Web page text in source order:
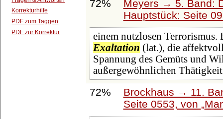
Korrekturhilfe
PDF zum Taggen
PDF zur Korrektur
72%
Meyers → 5. Band:
Hauptstück: Seite
einem nutzlosen Terrorismus.
Exaltation (lat.), die
Spannung des Gemüts und
außergewöhnlichen
72%
Brockhaus → 11.
Seite 0553, von